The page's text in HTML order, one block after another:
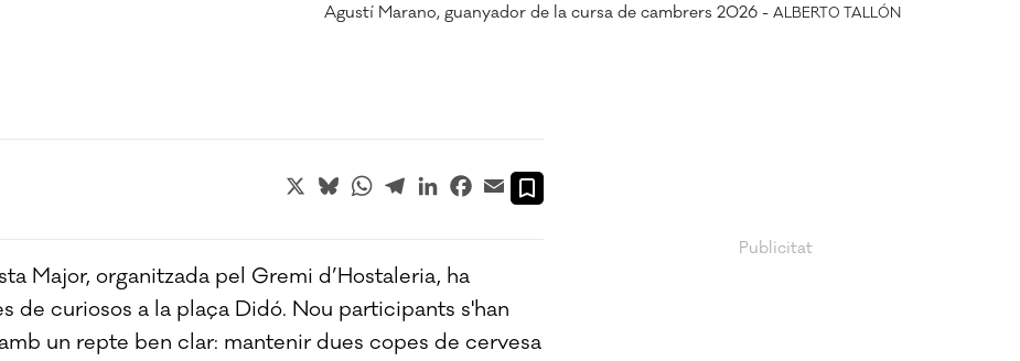
Agustí Marano, guanyador de la cursa de cambrers 2026 - ALBERTO TALLÓN
X BlueskyWhatsApp
TelegramLinkedInFacebook
Email
Major, organitzada pel Gremi d’Hostaleria, ha
de curiosos a la plaça Didó. Nou participants s'han
un repte ben clar: mantenir dues copes de cervesa